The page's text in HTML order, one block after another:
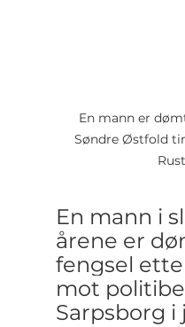
En mann er
Søndre Østfold
En mann i
årene er
fengsel
mot
Sarpsborg i